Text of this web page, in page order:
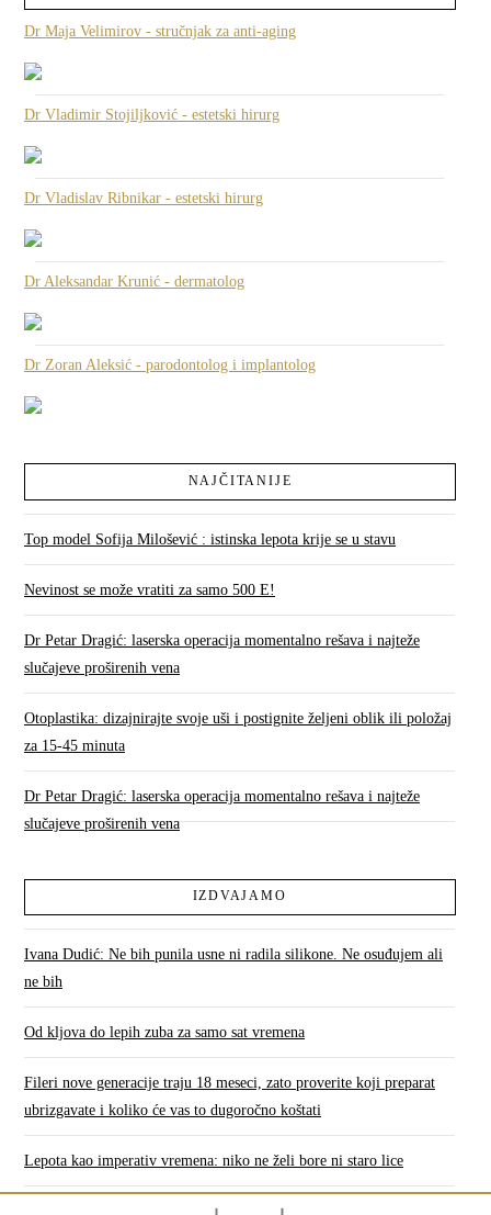
Dr Maja Velimirov - stručnjak za anti-aging
Dr Vladimir Stojiljković - estetski hirurg
Dr Vladislav Ribnikar - estetski hirurg
Dr Aleksandar Krunić - dermatolog
Dr Zoran Aleksić - parodontolog i implantolog
NAJČITANIJE
Top model Sofija Milošević : istinska lepota krije se u stavu
Nevinost se može vratiti za samo 500 E!
Dr Petar Dragić: laserska operacija momentalno rešava i najteže
slučajeve proširenih vena
Otoplastika: dizajnirajte svoje uši i postignite željeni oblik ili položaj
za 15-45 minuta
Dr Petar Dragić: laserska operacija momentalno rešava i najteže
slučajeve proširenih vena
IZDVAJAMO
Ivana Dudić: Ne bih punila usne ni radila silikone. Ne osuđujem ali
ne bih
Od kljova do lepih zuba za samo sat vremena
Fileri nove generacije traju 18 meseci, zato proverite koji preparat
ubrizgavate i koliko će vas to dugoročno koštati
Lepota kao imperativ vremena: niko ne želi bore ni staro lice